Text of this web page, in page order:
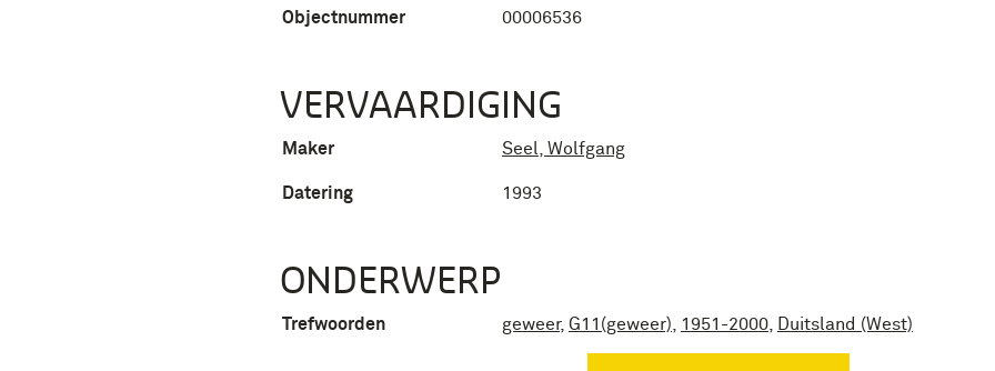
Objectnummer 00006536
VERVAARDIGING
Maker Seel, Wolfgang
Datering 1993
ONDERWERP
Trefwoorden geweer, G11(geweer) 1951-2000 Duitsland (West)